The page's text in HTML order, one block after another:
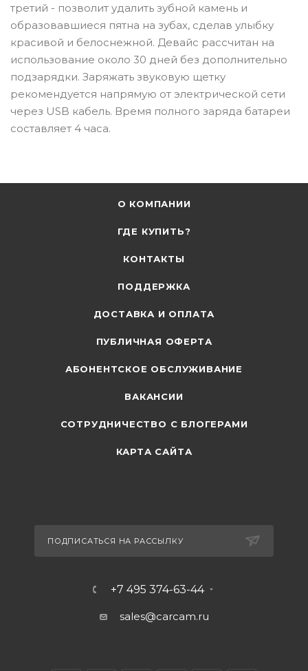
третий - позволит удалить зубной камень и
образовавшиеся пятна на зубах, сделав улыбку
красивой и белоснежной. Девайс рассчитан на
использование около 30 дней без дополнительно
подзарядки. Заряжать звуковую щетку
рекомендуется напрямую от электрической сети
через USB кабель. Время полного заряда батареи
составляет 4 часа.
О КОМПАНИИ
ГДЕ КУПИТЬ?
КОНТАКТЫ
ПОДДЕРЖКА
ДОСТАВКА И ОПЛАТА
ПУБЛИЧНАЯ ОФЕРТА
АБОНЕНТСКОЕ ОБСЛУЖИВАНИЕ
ВАКАНСИИ
СОТРУДНИЧЕСТВО С БЛОГЕРАМИ
КАРТА САЙТА
ПОДПИСАТЬСЯ НА РАССЫЛКУ
+7 495 374-63-44
sales@carcam.ru